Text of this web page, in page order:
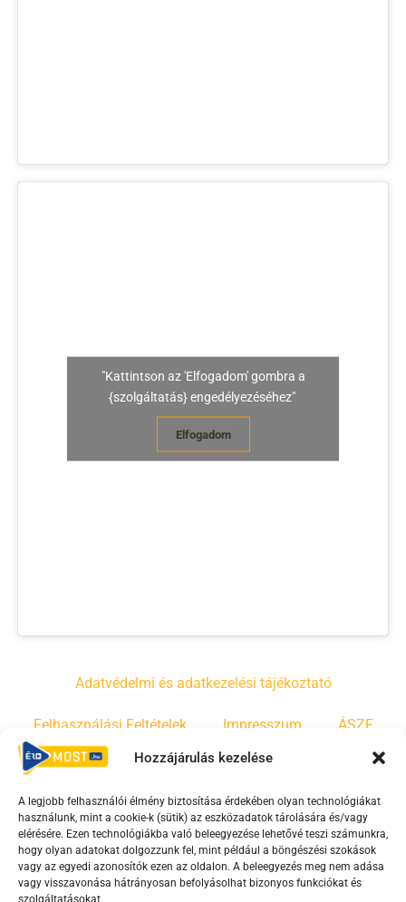
Hozzájárulás kezelése
A legjobb felhasználói élmény biztosítása érdekében olyan technológiákat
használunk, mint a cookie-k (sütik) az eszközadatok tárolására és/vagy
elérésére. Ezen technológiákba való beleegyezése lehetővé teszi számunkra,
hogy olyan adatokat dolgozzunk fel, mint például a böngészési szokások
vagy az egyedi azonosítók ezen az oldalon. A beleegyezés meg nem adása
vagy visszavonása hátrányosan befolyásolhat bizonyos funkciókat és
szolgáltatásokat.
"Kattintson az 'Elfogadom' gombra a
{szolgáltatás} engedélyezéséhez"
Elfogadom
Adatvédelmi és adatkezelési tájékoztató
Felhasználási Feltételek Impresszum ÁSZF
Irányelvek Moderálási szabályzat
F
a
c
Y
o
u
T
i
k